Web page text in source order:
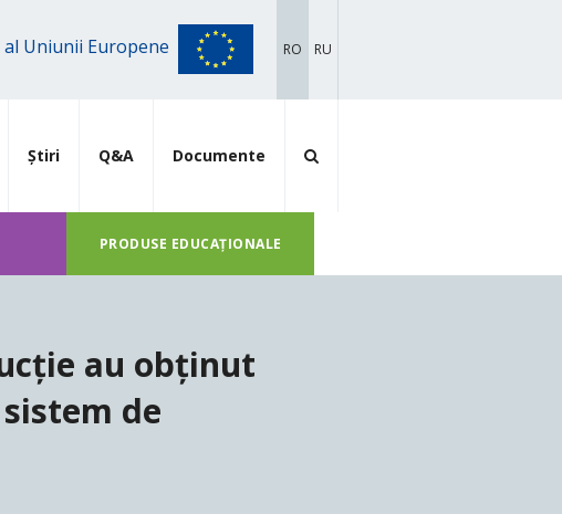
Uniunii Europene RO RU
Știri Q&A Documente
PRODUSE EDUCAȚIONALE
au obținut
de